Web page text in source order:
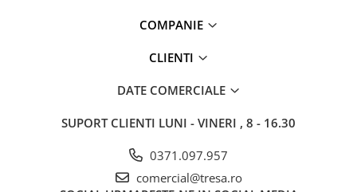
COMPANIE
CLIENTI
DATE COMERCIALE
SUPORT CLIENTI LUNI - VINERI , 8 - 16.30
0371.097.957
comercial@tresa.ro